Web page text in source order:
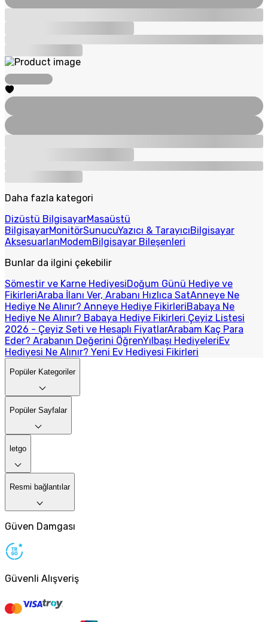
Daha fazla kategori
Dizüstü BilgisayarMasaüstü
BilgisayarMonitörSunucuYazıcı & TarayıcıBilgisayar
AksesuarlarıModemBilgisayar Bileşenleri
Bunlar da ilgini çekebilir
Sömestir ve Karne HediyesiDoğum Günü Hediye ve
FikirleriAraba İlanı Ver, Arabanı Hızlıca SatAnneye Ne
Hediye Ne Alınır? Anneye Hediye FikirleriBabaya Ne
Hediye Ne Alınır? Babaya Hediye Fikirleri Çeyiz Listesi
2026 - Çeyiz Seti ve Hesaplı FiyatlarArabam Kaç Para
Eder? Arabanın Değerini ÖğrenYılbaşı HediyeleriEv
Hediyesi Ne Alınır? Yeni Ev Hediyesi Fikirleri
Popüler Kategoriler
Popüler Sayfalar
letgo
Resmi bağlantılar
Güven Damgası
Güvenli Alışveriş